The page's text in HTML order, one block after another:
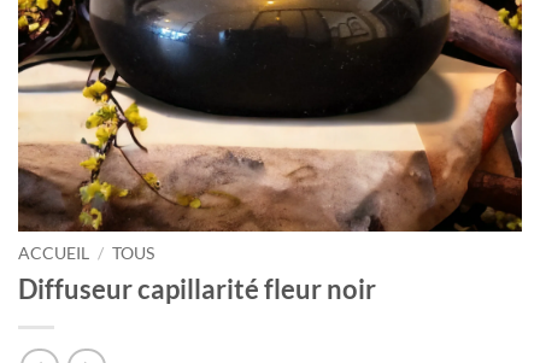
ACCUEIL / TOUS
Diffuseur capillarité fleur noir